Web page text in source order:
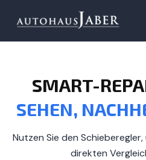
SMART-
SEHEN,
Nutzen Sie den
direkten